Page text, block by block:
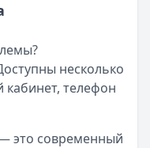
несколько
кабинет, телефон
это современный